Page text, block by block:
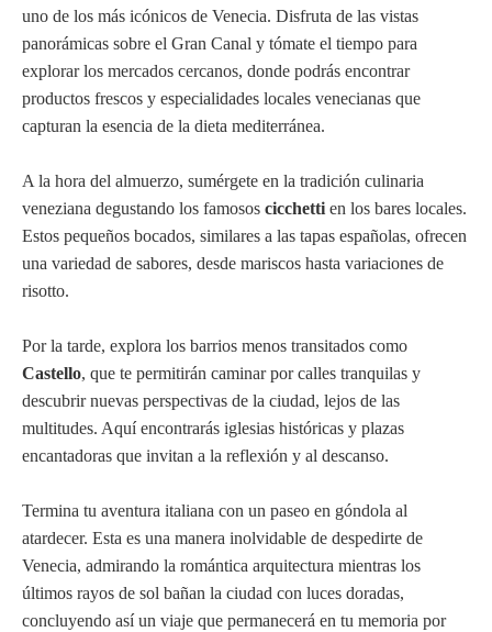
uno de los más icónicos de Venecia. Disfruta de las vistas
panorámicas sobre el Gran Canal y tómate el tiempo para
explorar los mercados cercanos, donde podrás encontrar
productos frescos y especialidades locales venecianas que
capturan la esencia de la dieta mediterránea.
A la hora del almuerzo, sumérgete en la tradición culinaria
veneziana degustando los famosos cicchetti en los bares locales.
Estos pequeños bocados, similares a las tapas españolas, ofrecen
una variedad de sabores, desde mariscos hasta variaciones de
risotto.
Por la tarde, explora los barrios menos transitados como
Castello, que te permitirán caminar por calles tranquilas y
descubrir nuevas perspectivas de la ciudad, lejos de las
multitudes. Aquí encontrarás iglesias históricas y plazas
encantadoras que invitan a la reflexión y al descanso.
Termina tu aventura italiana con un paseo en góndola al
atardecer. Esta es una manera inolvidable de despedirte de
Venecia, admirando la romántica arquitectura mientras los
últimos rayos de sol bañan la ciudad con luces doradas,
concluyendo así un viaje que permanecerá en tu memoria por